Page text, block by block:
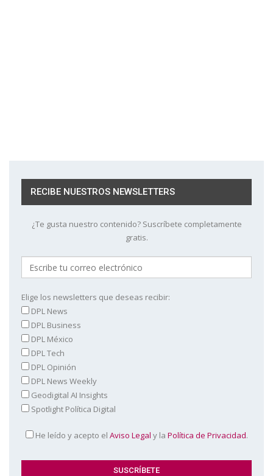
RECIBE NUESTROS NEWSLETTERS
¿Te gusta nuestro contenido? Suscríbete completamente
gratis.
Elige los newsletters que deseas recibir:
DPL News
DPL Business
DPL México
DPL Tech
DPL Opinión
DPL News Weekly
Geodigital AI Insights
Spotlight Política Digital
He leído y acepto el Aviso Legal y la Política de Privacidad.